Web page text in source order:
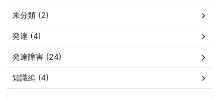
未分類 (2)
発達 (4)
発達障害 (24)
知識編 (4)